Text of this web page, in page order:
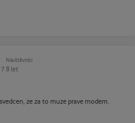
Návštěvníci
8 let
ze za to muze prave modem.